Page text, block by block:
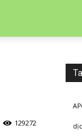
129272